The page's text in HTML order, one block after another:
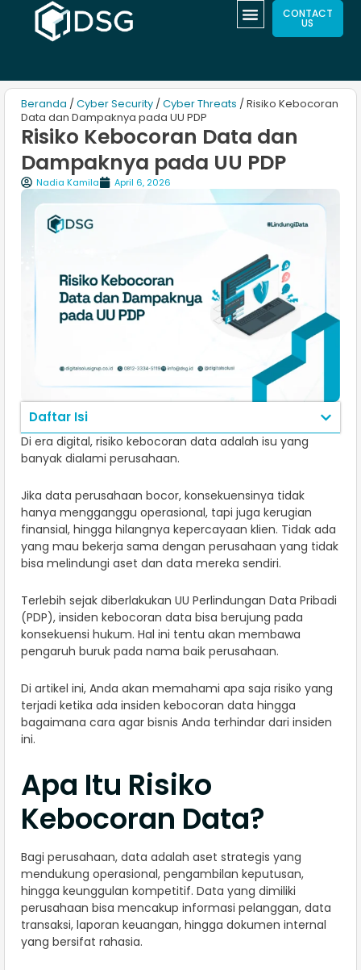
CONTACT
US
Beranda / Cyber Security / Cyber Threats / Risiko Kebocoran
Data dan Dampaknya pada UU PDP
Risiko Kebocoran Data dan
Dampaknya pada UU PDP
Nadia Kamila April 6, 2026
Daftar Isi
Di era digital, risiko kebocoran data adalah isu yang
banyak dialami perusahaan.
Jika data perusahaan bocor, konsekuensinya tidak
hanya mengganggu operasional, tapi juga kerugian
finansial, hingga hilangnya kepercayaan klien. Tidak ada
yang mau bekerja sama dengan perusahaan yang tidak
bisa melindungi aset dan data mereka sendiri.
Terlebih sejak diberlakukan UU Perlindungan Data Pribadi
(PDP), insiden kebocoran data bisa berujung pada
konsekuensi hukum. Hal ini tentu akan membawa
pengaruh buruk pada nama baik perusahaan.
Di artikel ini, Anda akan memahami apa saja risiko yang
terjadi ketika ada insiden kebocoran data hingga
bagaimana cara agar bisnis Anda terhindar dari insiden
ini.
Apa Itu Risiko
Kebocoran Data?
Bagi perusahaan, data adalah aset strategis yang
mendukung operasional, pengambilan keputusan,
hingga keunggulan kompetitif. Data yang dimiliki
perusahaan bisa mencakup informasi pelanggan, data
transaksi, laporan keuangan, hingga dokumen internal
yang bersifat rahasia.